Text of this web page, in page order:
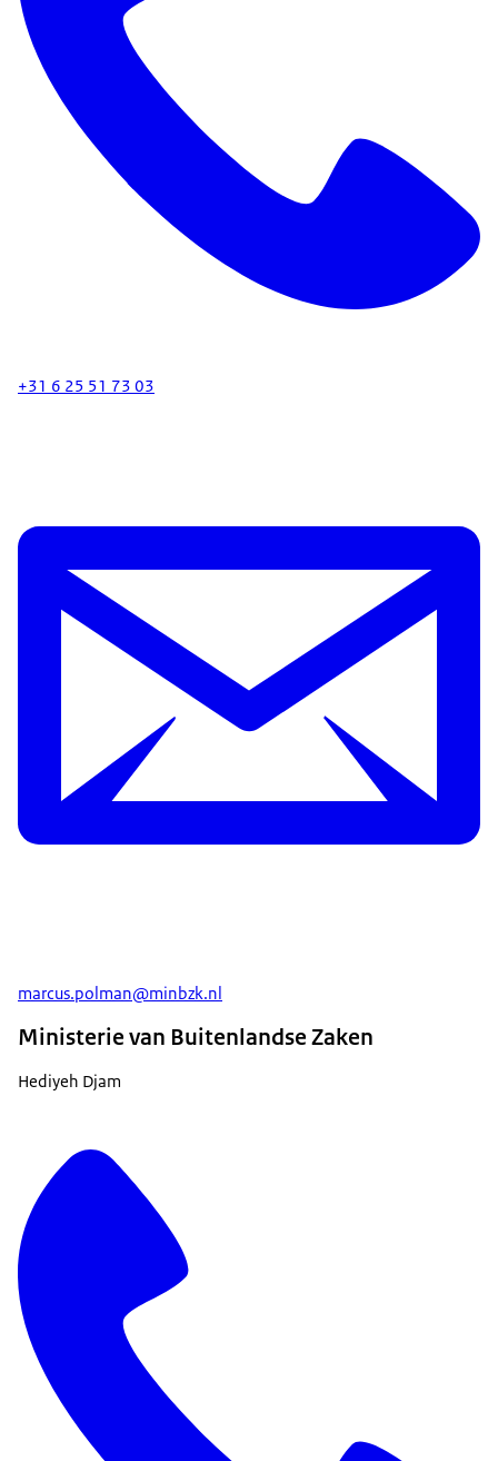
+31 6 25 51 73 03
marcus.polman@minbzk.nl
Ministerie van Buitenlandse Zaken
Hediyeh Djam